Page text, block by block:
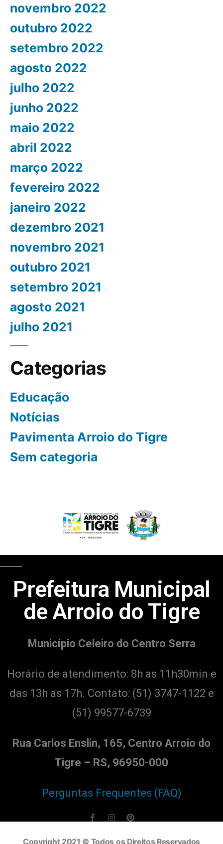
novembro 2022
outubro 2022
setembro 2022
agosto 2022
julho 2022
junho 2022
maio 2022
abril 2022
março 2022
fevereiro 2022
janeiro 2022
dezembro 2021
novembro 2021
outubro 2021
setembro 2021
agosto 2021
julho 2021
Categorias
Educação
Notícias
Pavimenta Arroio do Tigre
Sem categoria
Prefeitura Municipal
de Arroio do Tigre
Município Celeiro do Centro Serra
Horário de atendimento: 8h as 11h30min e
das 13h as 17h. Contato: (51) 3747-1122 e
(51) 99577-6739
Rua Carlos Enslin, 165, Centro Arroio do
Tigre – RS, 96950-000
Perguntas Frequentes (FAQ)
Copyright 2021 © Todos os Direitos Reservados